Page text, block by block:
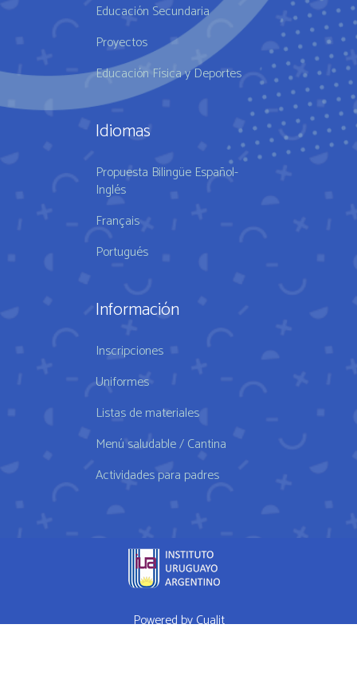
Educación Secundaria
Proyectos
Educación Física y Deportes
Idiomas
Propuesta Bilingüe Español-
Inglés
Français
Portugués
Información
Inscripciones
Uniformes
Listas de materiales
Menú saludable / Cantina
Actividades para padres
Powered byCualit